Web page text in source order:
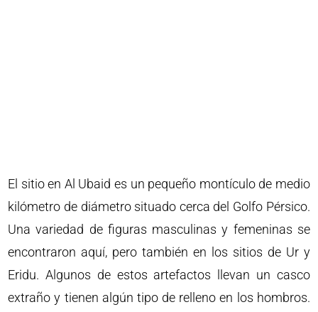
El sitio en Al Ubaid es un pequeño montículo de medio
kilómetro de diámetro situado cerca del Golfo Pérsico.
Una variedad de figuras masculinas y femeninas se
encontraron aquí, pero también en los sitios de Ur y
Eridu. Algunos de estos artefactos llevan un casco
extraño y tienen algún tipo de relleno en los hombros.